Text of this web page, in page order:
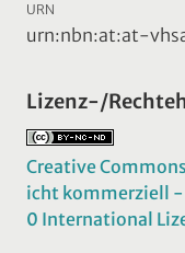
URN
urn:nbn:at:at-
Lizenz-/
Creative
icht kommerziell -
0 International